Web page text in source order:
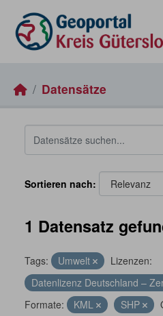
Datensätze
Sortieren nach
1 Datensatz
Tags: Umwelt
Lizenzen:
Datenlizenz Deutschland –
Formate:
KML SHP